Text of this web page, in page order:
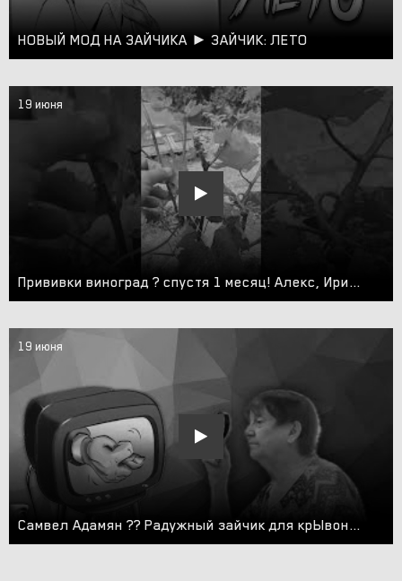
НОВЫЙ МОД НА ЗАЙЧИКА ► ЗАЙЧИК: ЛЕТО
19 июня
Прививки виноград ? спустя 1 месяц! Алекс, Ириска, Солнечный зайчик, Шакира, Тайсон, Терра, Мирай.
19 июня
Самвел Адамян ?️‍? Радужный зайчик для крЫвоногих куколок↩↪?‍♀️?